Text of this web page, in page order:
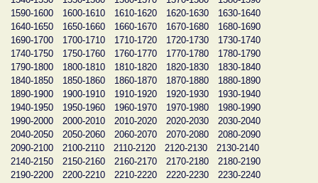
1590-1600
1600-1610 1610-1620 1620-1630
1630-1640
1640-1650
1650-1660 1660-1670 1670-1680
1680-1690
1690-1700
1700-1710 1710-1720 1720-1730
1730-1740
1740-1750
1750-1760 1760-1770 1770-1780
1780-1790
1790-1800
1800-1810 1810-1820 1820-1830
1830-1840
1840-1850
1850-1860 1860-1870 1870-1880
1880-1890
1890-1900
1900-1910 1910-1920 1920-1930
1930-1940
1940-1950
1950-1960 1960-1970 1970-1980
1980-1990
1990-2000
2000-2010 2010-2020 2020-2030
2030-2040
2040-2050
2050-2060 2060-2070 2070-2080
2080-2090
2090-2100
2100-2110 2110-2120 2120-2130
2130-2140
2140-2150
2150-2160 2160-2170 2170-2180
2180-2190
2190-2200
2200-2210 2210-2220 2220-2230
2230-2240